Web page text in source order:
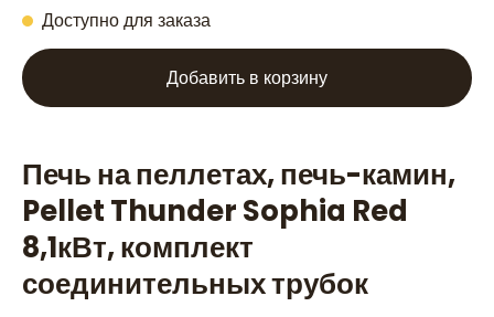
Доступно для заказа
Добавить в корзину
Печь на пеллетах, печь-камин,
Pellet Thunder Sophia Red
8,1кВт, комплект
соединительных трубок